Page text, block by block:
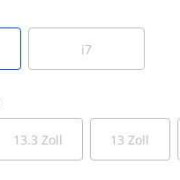
i7
13.3 Zoll 13 Zoll